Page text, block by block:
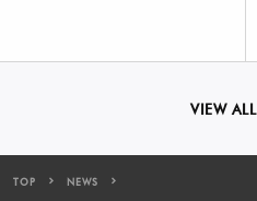
VIEW ALL
TOP NEWS